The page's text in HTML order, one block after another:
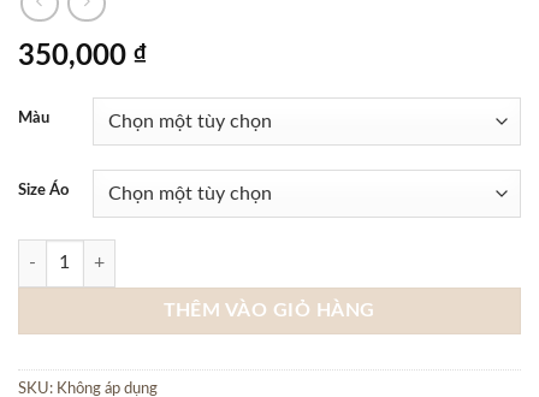
350,000 ₫
Màu
Size Áo
ÁO LEN DÀI TAY CỔ LỌ CEFFYLO - Xám đậm số lượng
THÊM VÀO GIỎ HÀNG
SKU: Không áp dụng